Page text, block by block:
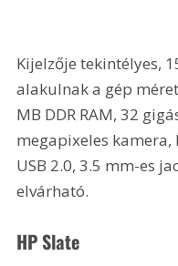
Kijelzője tekintélyes,
alakulnak a gép
MB DDR RAM, 32
megapixeles kamera,
USB 2.0, 3.5 mm-es
elvárható.
HP Slate